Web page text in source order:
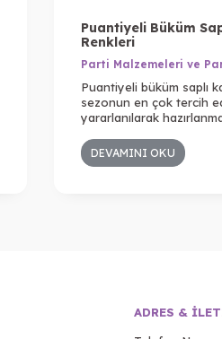
Puantiyeli Büküm
Renkleri
Parti Malzemeleri ve
Puantiyeli büküm saplı
sezonun en çok tercih
yararlanılarak
ambalajı da büyük bir
artık satın aldıkları
DEVAMINI OKU
ADRES &